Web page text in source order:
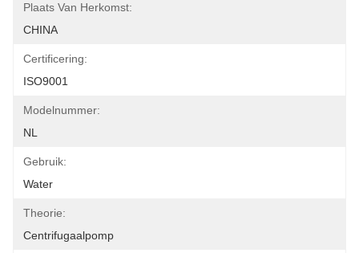
Plaats Van Herkomst:
CHINA
Certificering:
ISO9001
Modelnummer:
NL
Gebruik:
Water
Theorie:
Centrifugaalpomp